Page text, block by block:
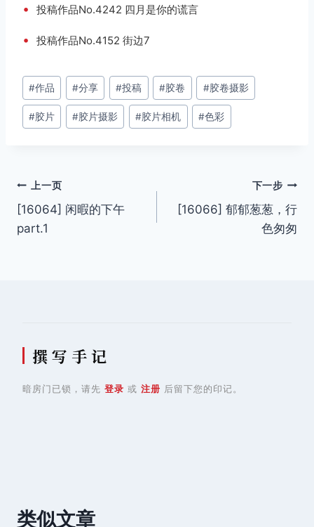
• 投稿作品No.4242 四月是你的谎言
• 投稿作品No.4152 街边7
文
章
标
#作品 #分享 #投稿 #胶卷 #胶卷摄影
#胶片 #胶片摄影 #胶片相机 #色彩
文
章
上一页
[16064] 闲暇的下午
part.1
下一步
[16066] 郁郁葱葱，行
色匆匆
撰 写 手 记
暗房门已锁，请先 登录 或 注册 后留下您的印记。
类似文章